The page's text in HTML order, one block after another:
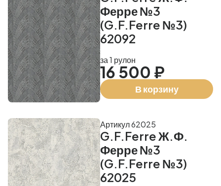
Ферре №3
(G.F.Ferre №3)
62092
за 1 рулон
16 500 ₽
В корзину
G.F.Ferre Ж.Ф.
Ферре №3
(G.F.Ferre №3)
62025
Артикул 62025